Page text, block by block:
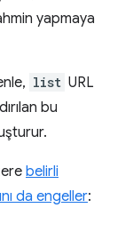
yapmaya
list URL
bu
belirli
da engeller: